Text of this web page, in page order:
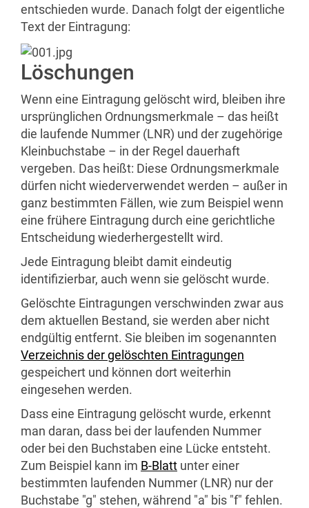
entschieden wurde. Danach folgt der eigentliche
Text der Eintragung:
Löschungen
Wenn eine Eintragung gelöscht wird, bleiben ihre
ursprünglichen Ordnungsmerkmale – das heißt
die laufende Nummer (LNR) und der zugehörige
Kleinbuchstabe – in der Regel dauerhaft
vergeben. Das heißt: Diese Ordnungsmerkmale
dürfen nicht wiederverwendet werden – außer in
ganz bestimmten Fällen, wie zum Beispiel wenn
eine frühere Eintragung durch eine gerichtliche
Entscheidung wiederhergestellt wird.
Jede Eintragung bleibt damit eindeutig
identifizierbar, auch wenn sie gelöscht wurde.
Gelöschte Eintragungen verschwinden zwar aus
dem aktuellen Bestand, sie werden aber nicht
endgültig entfernt. Sie bleiben im sogenannten
Verzeichnis der gelöschten Eintragungen
gespeichert und können dort weiterhin
eingesehen werden.
Dass eine Eintragung gelöscht wurde, erkennt
man daran, dass bei der laufenden Nummer
oder bei den Buchstaben eine Lücke entsteht.
Zum Beispiel kann im B-Blatt unter einer
bestimmten laufenden Nummer (LNR) nur der
Buchstabe "g" stehen, während "a" bis "f" fehlen.